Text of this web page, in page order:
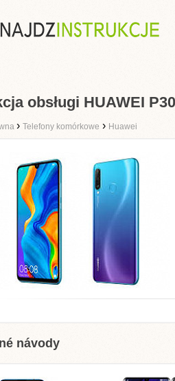
obsługi HUAWEI
› Telefony komórkowe › Huawei
návody